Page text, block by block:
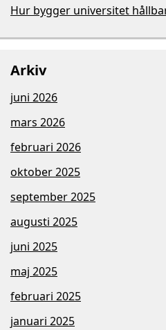
Hur bygger universitet
Arkiv
juni 2026
mars 2026
februari 2026
oktober 2025
september 2025
augusti 2025
juni 2025
maj 2025
februari 2025
januari 2025